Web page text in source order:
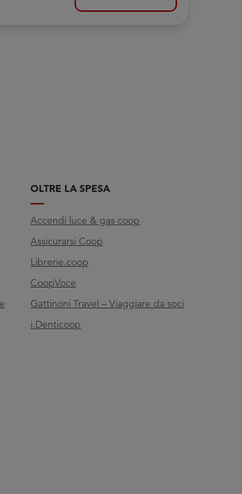
OLTRE LA SPESA
Accendi luce & gas coop
Assicurarsi Coop
Librerie.coop
CoopVoce
Gattinoni Travel – Viaggiare da soci
i.Denticoop